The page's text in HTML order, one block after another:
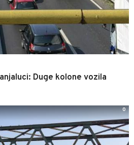
Duge kolone vozila
0